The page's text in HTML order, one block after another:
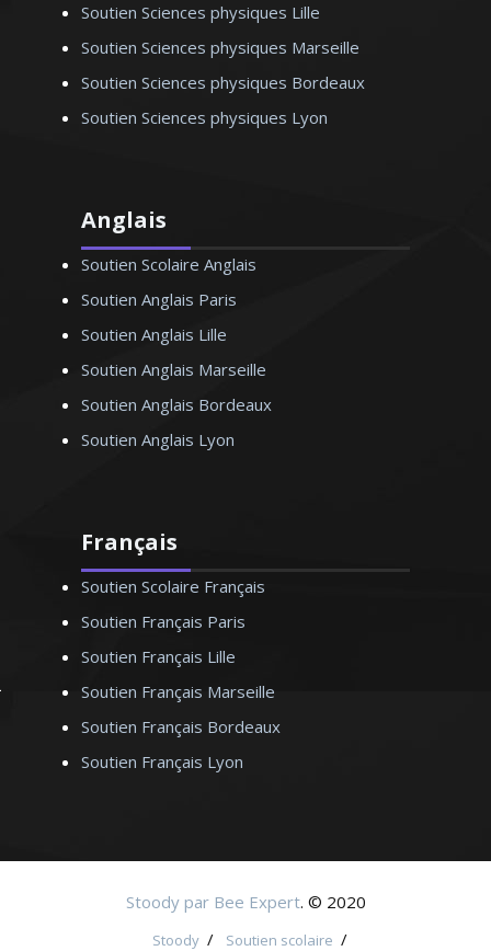
Soutien Sciences physiques Lille
Soutien Sciences physiques Marseille
Soutien Sciences physiques Bordeaux
Soutien Sciences physiques Lyon
Anglais
Soutien Scolaire Anglais
Soutien Anglais Paris
Soutien Anglais Lille
Soutien Anglais Marseille
Soutien Anglais Bordeaux
Soutien Anglais Lyon
Français
Soutien Scolaire Français
Soutien Français Paris
Soutien Français Lille
Soutien Français Marseille
Soutien Français Bordeaux
Soutien Français Lyon
Stoody par Bee Expert. © 2020
Stoody / Soutien scolaire /